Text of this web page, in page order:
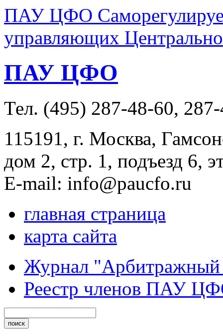
ПАУ ЦФО
управляющих
ПАУ ЦФО
Тел. (495) 287-48-60,
115191, г. Москва,
дом 2, стр. 1, подъезд 6,
E-mail: info@paucfo.ru
главная страница
карта сайта
Журнал
Реестр членов ПАУ